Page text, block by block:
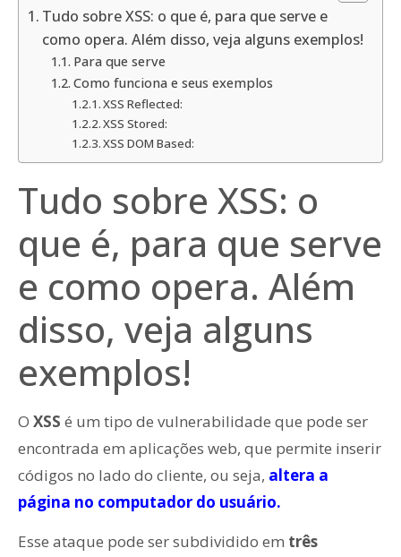
Tudo sobre XSS: o que é, para que serve e
como opera. Além disso, veja alguns exemplos!
Para que serve
Como funciona e seus exemplos
XSS Reflected:
XSS Stored:
XSS DOM Based:
Tudo sobre XSS: o
que é, para que serve
e como opera. Além
disso, veja alguns
exemplos!
O XSS é um tipo de vulnerabilidade que pode ser
encontrada em aplicações web, que permite inserir
códigos no lado do cliente, ou seja, altera a
página no computador do usuário.
Esse ataque pode ser subdividido em três